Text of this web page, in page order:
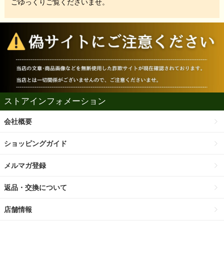
ごゆっくりご覧くださいませ。
ストアインフォメーション
会社概要
ショッピングガイド
メルマガ登録
返品・交換について
店舗情報